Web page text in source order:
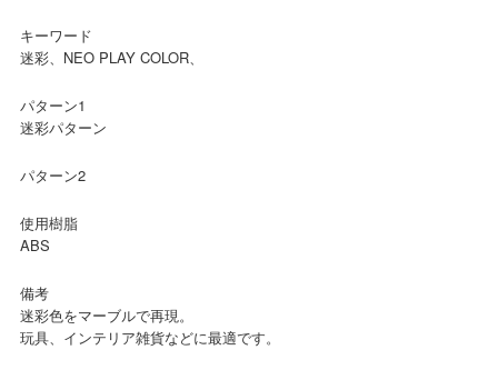
キーワード
迷彩、NEO PLAY COLOR、
パターン1
迷彩パターン
パターン2
使用樹脂
ABS
備考
迷彩色をマーブルで再現。
玩具、インテリア雑貨などに最適です。